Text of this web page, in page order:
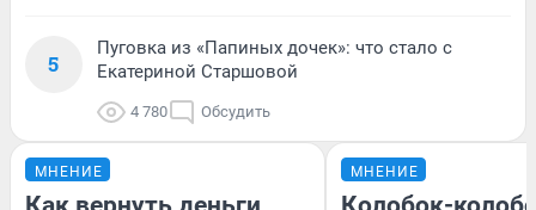
5
Пуговка из «Папиных дочек»: что стало с
Екатериной Старшовой
4 780 Обсудить
МНЕНИЕ МНЕНИЕ